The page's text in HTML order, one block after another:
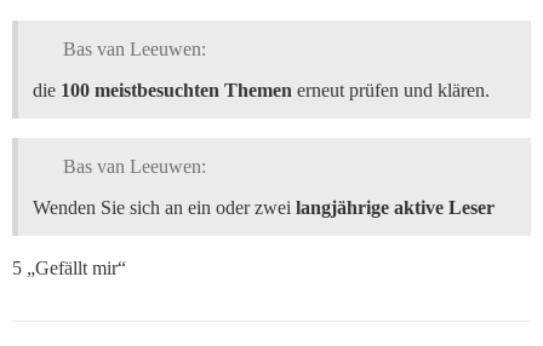
Bas van Leeuwen:
die 100 meistbesuchten Themen erneut prüfen und klären.
Bas van Leeuwen:
Wenden Sie sich an ein oder zwei langjährige aktive Leser
5 „Gefällt mir“